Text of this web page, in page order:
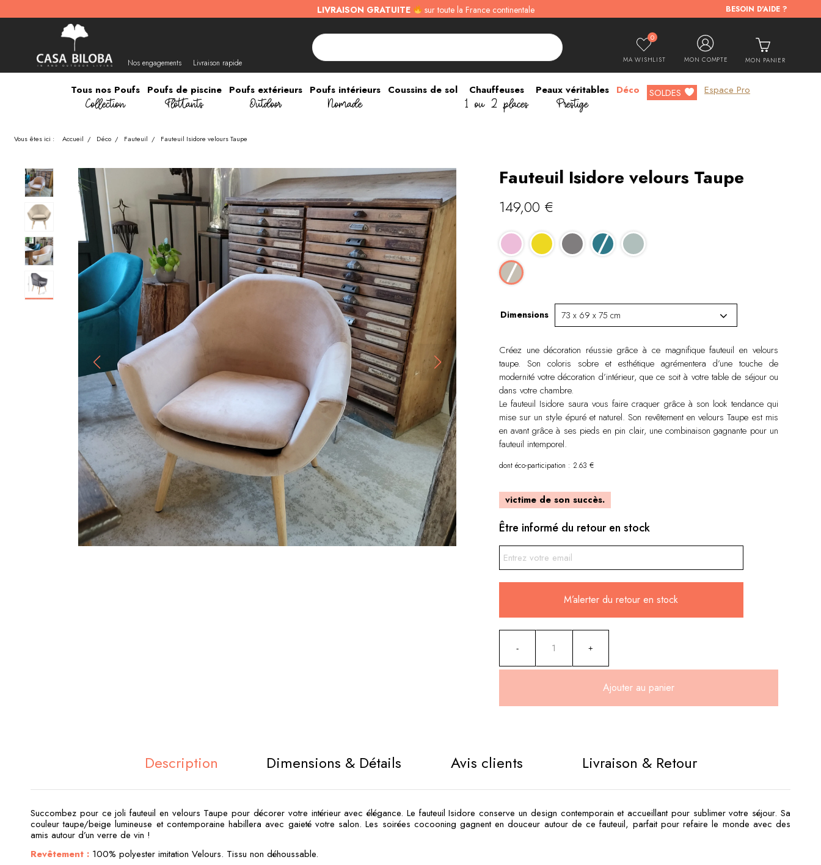
LIVRAISON GRATUITE sur toute la France continentale BESOIN D'AIDE ?
MON PANIER
Nos engagements Livraison rapide
0
MA WISHLIST MON COMPTE
Tous nos Poufs
Collection Poufs de piscine
Flottants Poufs extérieurs
Outdoor Poufs intérieurs
Nomade Coussins de sol Chauffeuses
1 ou 2 places Peaux véritables
Prestige Déco SOLDES Espace Pro
Vous êtes ici : Accueil / Déco / Fauteuil / Fauteuil Isidore velours Taupe
Fauteuil Isidore velours Taupe
149,00 €
Dimensions
Créez une décoration réussie grâce à ce magnifique fauteuil en velours
taupe. Son coloris sobre et esthétique agrémentera d’une touche de
modernité votre décoration d’intérieur, que ce soit à votre table de séjour ou
dans votre chambre.
Le fauteuil Isidore saura vous faire craquer grâce à son look tendance qui
mise sur un style épuré et naturel. Son revêtement en velours Taupe est mis
en avant grâce à ses pieds en pin clair, une combinaison gagnante pour un
fauteuil intemporel.
dont éco-participation : 2.63 €
victime de son succès.
Être informé du retour en stock
M’alerter du retour en stock
Ajouter au panier
Description Dimensions & Détails Avis clients Livraison & Retour
Succombez pour ce joli fauteuil en velours Taupe pour décorer votre intérieur avec élégance. Le fauteuil Isidore conserve un design contemporain et accueillant pour sublimer votre séjour. Sa
couleur taupe/beige lumineuse et contemporaine habillera avec gaieté votre salon. Les soirées cocooning gagnent en douceur autour de ce fauteuil, parfait pour refaire le monde avec des
amis autour d’un verre de vin !
Revêtement : 100% polyester imitation Velours. Tissu non déhoussable.